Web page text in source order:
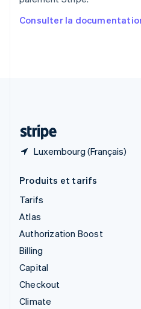
Consulter la
Luxembourg (Français)
English
Produits et tarifs
Tarifs
Atlas
Authorization Boost
Billing
Capital
Checkout
Climate